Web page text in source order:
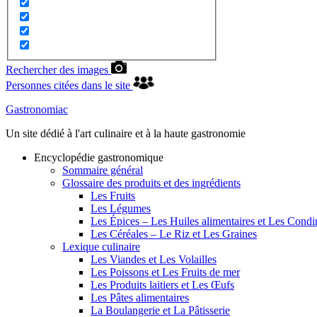
Rechercher des images
Personnes citées dans le site
Gastronomiac
Un site dédié à l'art culinaire et à la haute gastronomie
Encyclopédie gastronomique
Sommaire général
Glossaire des produits et des ingrédients
Les Fruits
Les Légumes
Les Épices – Les Huiles alimentaires et Les
Les Céréales – Le Riz et Les Graines
Lexique culinaire
Les Viandes et Les Volailles
Les Poissons et Les Fruits de mer
Les Produits laitiers et Les Œufs
Les Pâtes alimentaires
La Boulangerie et La Pâtisserie